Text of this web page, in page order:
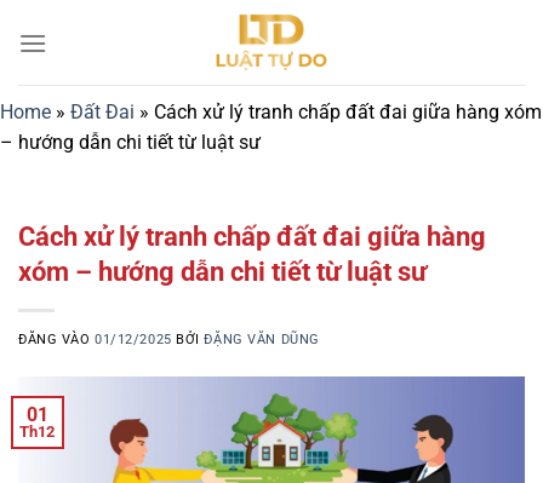
qua
dung
Home » Đất Đai » Cách xử lý tranh chấp đất đai giữa hàng xóm
– hướng dẫn chi tiết từ luật sư
Cách xử lý tranh chấp đất đai giữa hàng
xóm – hướng dẫn chi tiết từ luật sư
ĐĂNG VÀO01/12/2025 BỞIĐẶNG VĂN DŨNG
01
Th12